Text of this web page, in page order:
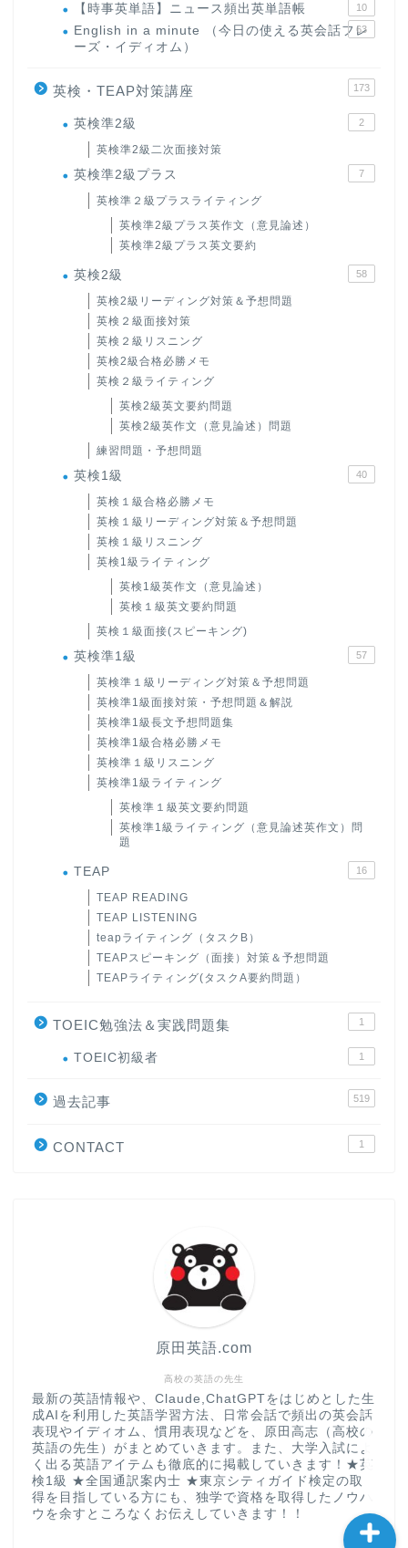
【時事英単語】ニュース頻出英単語帳 10
English in a minute （今日の使える英会話フレ
ーズ・イディオム）
63
英検・TEAP対策講座 173
英検準2級 2
英検準2級二次面接対策
英検準2級プラス 7
英検準２級プラスライティング
英検準2級プラス英作文（意見論述）
英検準2級プラス英文要約
英検2級 58
英検2級リーディング対策＆予想問題
英検２級面接対策
英検２級リスニング
英検2級合格必勝メモ
英検２級ライティング
英検2級英文要約問題
英検2級英作文（意見論述）問題
練習問題・予想問題
英検1級 40
英検１級合格必勝メモ
英検１級リーディング対策＆予想問題
英検１級リスニング
英検1級ライティング
英検1級英作文（意見論述）
英検１級英文要約問題
英検１級面接(スピーキング)
英検準1級 57
英検準１級リーディング対策＆予想問題
英検準1級面接対策・予想問題＆解説
英検準1級長文予想問題集
英検準1級合格必勝メモ
英検準１級リスニング
英検準1級ライティング
英検準１級英文要約問題
英検準1級ライティング（意見論述英作文）問
題
TEAP 16
TEAP READING
TEAP LISTENING
teapライティング（タスクB）
TEAPスピーキング（面接）対策＆予想問題
TEAPライティング(タスクA要約問題）
TOEIC勉強法＆実践問題集 1
TOEIC初級者 1
過去記事 519
CONTACT 1
高校の英語の先生
原田英語.com
最新の英語情報や、Claude,ChatGPTをはじめとした生
成AIを利用した英語学習方法、日常会話で頻出の英会話
表現やイディオム、慣用表現などを、原田高志（高校の
英語の先生）がまとめていきます。また、大学入試によ
く出る英語アイテムも徹底的に掲載していきます！★英
検1級 ★全国通訳案内士 ★東京シティガイド検定の取
得を目指している方にも、独学で資格を取得したノウハ
ウを余すところなくお伝えしていきます！！
大学入試英語対策講座
英語名言・格言・カッコい
い英語＆素敵な英文フレー
CONTACT